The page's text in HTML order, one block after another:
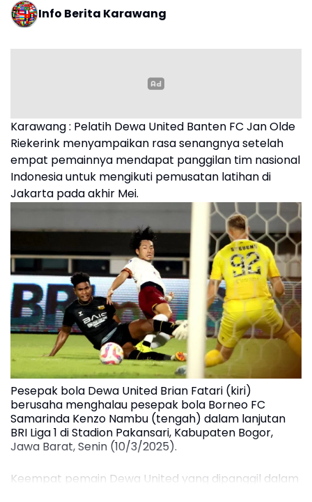
Info Berita Karawang
Karawang : Pelatih Dewa United Banten FC Jan Olde
Riekerink menyampaikan rasa senangnya setelah
empat pemainnya mendapat panggilan tim nasional
Indonesia untuk mengikuti pemusatan latihan di
Jakarta pada akhir Mei.
Pesepak bola Dewa United Brian Fatari (kiri)
berusaha menghalau pesepak bola Borneo FC
Samarinda Kenzo Nambu (tengah) dalam lanjutan
BRI Liga 1 di Stadion Pakansari, Kabupaten Bogor,
Jawa Barat, Senin (10/3/2025).
Keempat pemain Dewa United yang dipanggil dalam